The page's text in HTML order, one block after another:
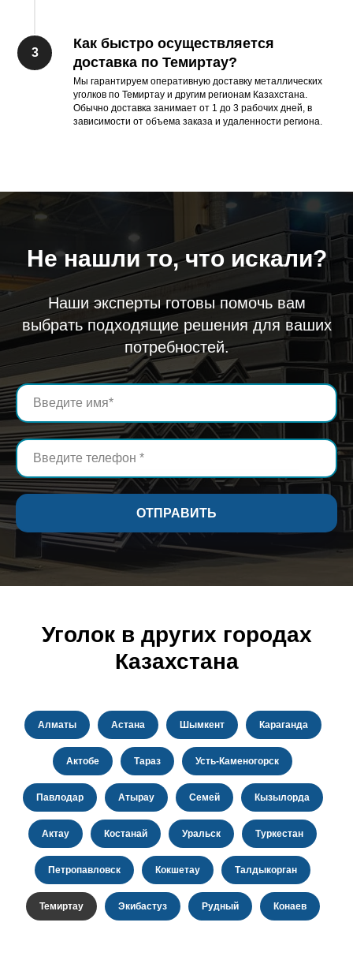
Как быстро осуществляется
доставка по Темиртау?
Мы гарантируем оперативную доставку металлических
уголков по Темиртау и другим регионам Казахстана.
Обычно доставка занимает от 1 до 3 рабочих дней, в
зависимости от объема заказа и удаленности региона.
Не нашли то, что искали?
Наши эксперты готовы помочь вам
выбрать подходящие решения для ваших
потребностей.
ОТПРАВИТЬ
Уголок в других городах
Казахстана
Алматы Астана Шымкент Караганда
Актобе Тараз Усть-Каменогорск
Павлодар Атырау Семей Кызылорда
Актау Костанай Уральск Туркестан
Петропавловск Кокшетау Талдыкорган
Темиртау Экибастуз Рудный Конаев